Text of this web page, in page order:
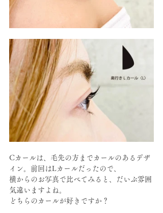
Cカールは、毛先の方までカールのあるデザ
イン。前回はLカールだったので、
横からのお写真で比べてみると、だいぶ雰囲
気違いますよね。
どちらのカールが好きですか？